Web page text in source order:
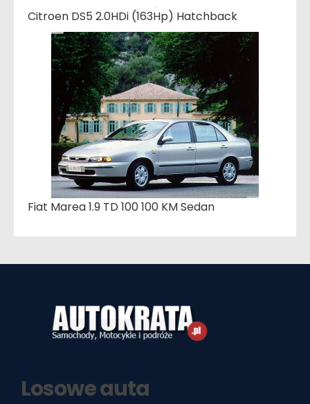
Citroen DS5 2.0HDi (163Hp) Hatchback
Fiat Marea 1.9 TD 100 100 KM Sedan
Losowe auta